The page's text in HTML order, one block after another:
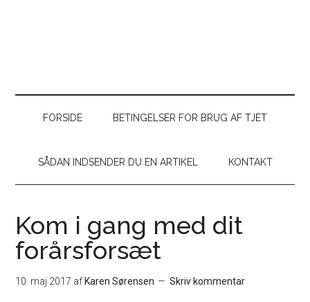
FORSIDE BETINGELSER FOR BRUG AF TJET
SÅDAN INDSENDER DU EN ARTIKEL KONTAKT
Kom i gang med dit
forårsforsæt
10. maj 2017 af Karen Sørensen Skriv kommentar